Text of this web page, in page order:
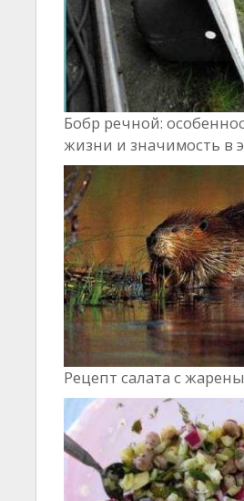
Бобр речной:
жизни и значимость в
Рецепт салата с